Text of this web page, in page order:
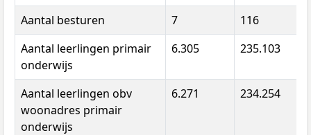
Aantal besturen 7 116
Aantal leerlingen primair
onderwijs
6.305 235.103
Aantal leerlingen obv
woonadres primair
onderwijs
6.271 234.254